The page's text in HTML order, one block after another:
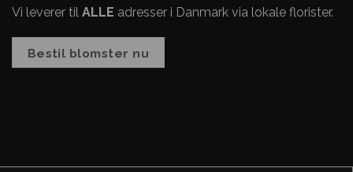
Vi leverer til ALLE adresser i Danmark via lokale florister.
Bestil blomster nu